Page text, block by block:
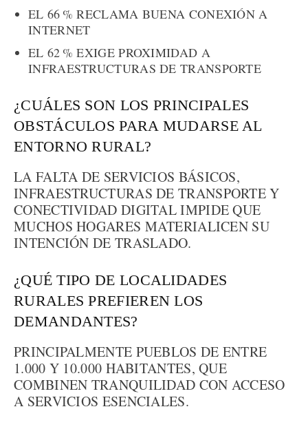
EL 66 % RECLAMA BUENA CONEXIÓN A
INTERNET
EL 62 % EXIGE PROXIMIDAD A
INFRAESTRUCTURAS DE TRANSPORTE
¿CUÁLES SON LOS PRINCIPALES
OBSTÁCULOS PARA MUDARSE AL
ENTORNO RURAL?
LA FALTA DE SERVICIOS BÁSICOS,
INFRAESTRUCTURAS DE TRANSPORTE Y
CONECTIVIDAD DIGITAL IMPIDE QUE
MUCHOS HOGARES MATERIALICEN SU
INTENCIÓN DE TRASLADO.
¿QUÉ TIPO DE LOCALIDADES
RURALES PREFIEREN LOS
DEMANDANTES?
PRINCIPALMENTE PUEBLOS DE ENTRE
1.000 Y 10.000 HABITANTES, QUE
COMBINEN TRANQUILIDAD CON ACCESO
A SERVICIOS ESENCIALES.